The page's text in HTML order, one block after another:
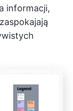
informacji,